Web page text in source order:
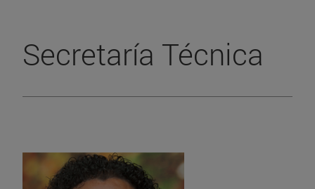
Secretaría Técnica